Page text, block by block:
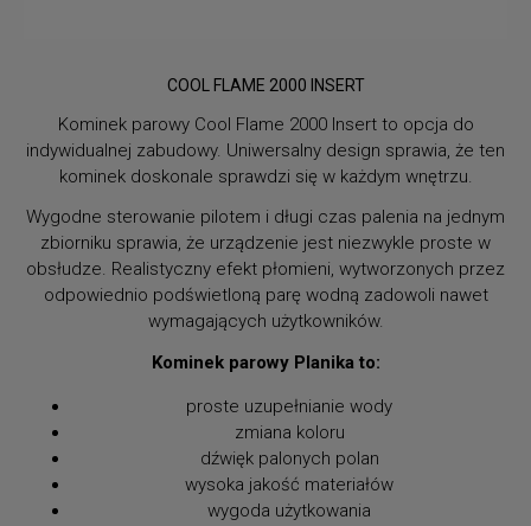
COOL FLAME 2000 INSERT
Kominek parowy Cool Flame 2000 Insert to opcja do
indywidualnej zabudowy. Uniwersalny design sprawia, że ten
kominek doskonale sprawdzi się w każdym wnętrzu.
Wygodne sterowanie pilotem i długi czas palenia na jednym
zbiorniku sprawia, że urządzenie jest niezwykle proste w
obsłudze. Realistyczny efekt płomieni, wytworzonych przez
odpowiednio podświetloną parę wodną zadowoli nawet
wymagających użytkowników.
Kominek parowy Planika to:
proste uzupełnianie wody
zmiana koloru
dźwięk palonych polan
wysoka jakość materiałów
wygoda użytkowania